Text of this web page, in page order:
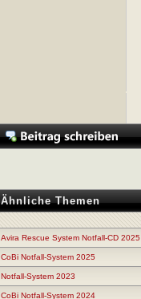
Ähnliche Themen
Avira Rescue System Notfall-CD 2025
CoBi Notfall-System 2025
Notfall-System 2023
CoBi Notfall-System 2024